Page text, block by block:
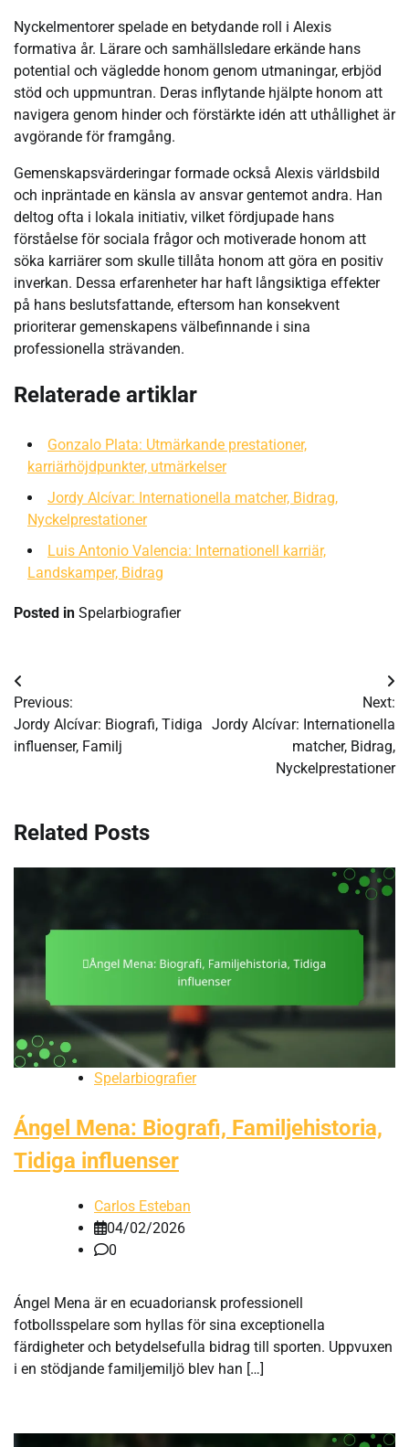
Nyckelmentorer spelade en betydande roll i Alexis
formativa år. Lärare och samhällsledare erkände hans
potential och vägledde honom genom utmaningar, erbjöd
stöd och uppmuntran. Deras inflytande hjälpte honom att
navigera genom hinder och förstärkte idén att uthållighet är
avgörande för framgång.
Gemenskapsvärderingar formade också Alexis världsbild
och inpräntade en känsla av ansvar gentemot andra. Han
deltog ofta i lokala initiativ, vilket fördjupade hans
förståelse för sociala frågor och motiverade honom att
söka karriärer som skulle tillåta honom att göra en positiv
inverkan. Dessa erfarenheter har haft långsiktiga effekter
på hans beslutsfattande, eftersom han konsekvent
prioriterar gemenskapens välbefinnande i sina
professionella strävanden.
Relaterade artiklar
Gonzalo Plata: Utmärkande prestationer,
karriärhöjdpunkter, utmärkelser
Jordy Alcívar: Internationella matcher, Bidrag,
Nyckelprestationer
Luis Antonio Valencia: Internationell karriär,
Landskamper, Bidrag
Posted in Spelarbiografier
Post
navigation
Previous:
Jordy Alcívar: Biografi, Tidiga
influenser, Familj
Next:
Jordy Alcívar: Internationella
matcher, Bidrag,
Nyckelprestationer
Related Posts
Spelarbiografier
Ángel Mena: Biografi, Familjehistoria,
Tidiga influenser
Carlos Esteban
04/02/2026
0
Ángel Mena är en ecuadoriansk professionell
fotbollsspelare som hyllas för sina exceptionella
färdigheter och betydelsefulla bidrag till sporten. Uppvuxen
i en stödjande familjemiljö blev han […]